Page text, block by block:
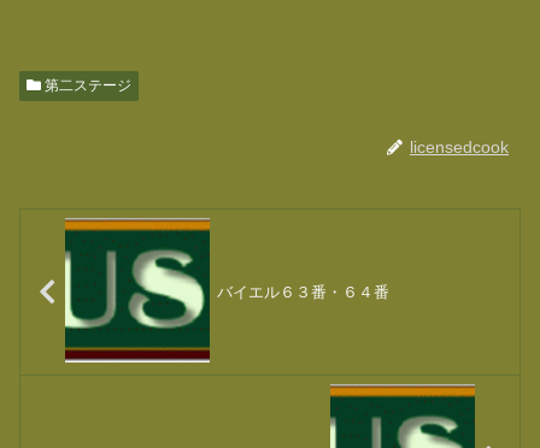
第二ステージ
licensedcook
バイエル６３番・６４番